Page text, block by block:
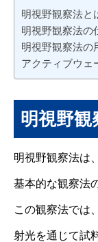
明視野観察法と
明視野観察法の
明視野観察法の
アクティブウェ
明視野観
明視野観察法は
基本的な観察法
この観察法では
射光を通じて試